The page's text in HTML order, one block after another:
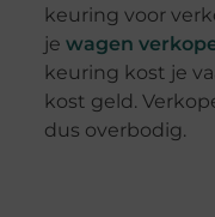
keuring voor
je wagen
keuring kost je
kost geld.
dus overbodig.